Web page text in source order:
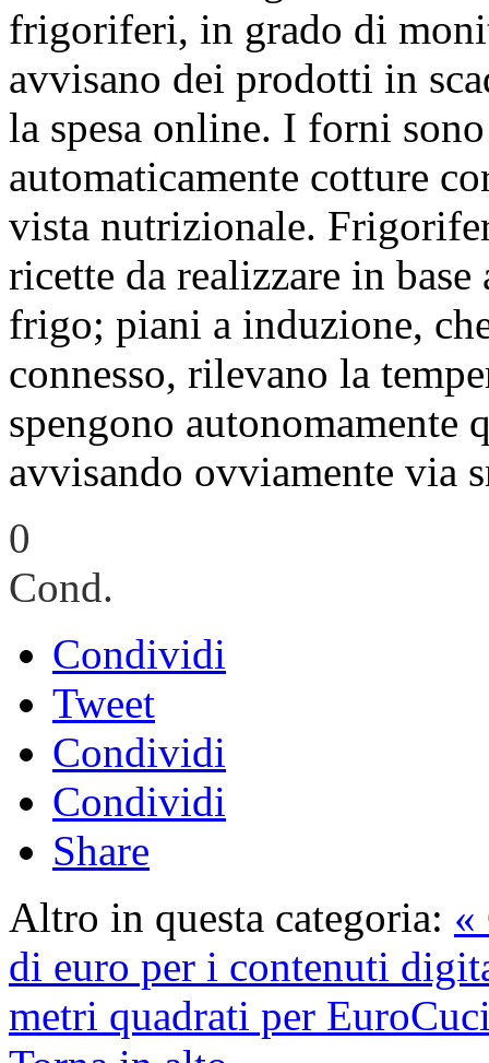
frigoriferi, in grado di
avvisano dei prodotti in
la spesa online. I forni
automaticamente cotture
vista nutrizionale.
ricette da realizzare in
frigo; piani a induzione,
connesso, rilevano la
spengono autonomamente
avvisando ovviamente via
0
Cond.
Condividi
Tweet
Condividi
Condividi
Share
Altro in questa categoria: «
di euro per i contenuti
metri quadrati per